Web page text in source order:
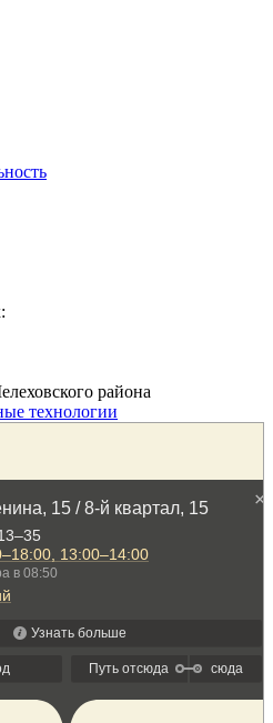
района
технологии